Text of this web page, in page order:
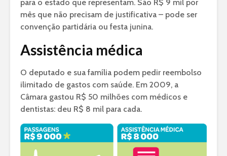
para o estado que representam. São R$ 9 mil por
mês que não precisam de justificativa – pode ser
convenção partidária ou festa junina.
Assistência médica
O deputado e sua família podem pedir reembolso
ilimitado de gastos com saúde. Em 2009, a
Câmara gastou R$ 50 milhões com médicos e
dentistas: deu R$ 8 mil para cada.